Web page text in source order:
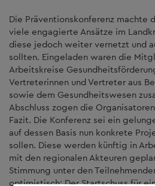
Die Präventionskonferenz machte
viele engagierte Ansätze im
diese jedoch weiter vernetzt und
sollten. Eingeladen waren die
Arbeitskreise
Vertreterinnen und Vertreter aus
sowie dem Gesundheitswesen
Abschluss zogen die
Fazit. Die Konferenz sei ein
auf dessen Basis nun konkrete
sollen. Diese werden künftig in
mit den regionalen Akteuren
Stimmung unter den
optimistisch: Der Startschuss für